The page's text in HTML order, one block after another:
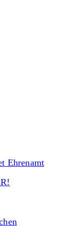
Ehrenamt